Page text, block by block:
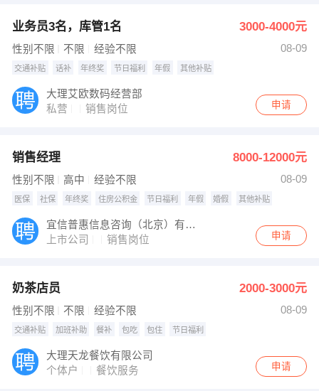
业务员3名，库管1名 3000-4000元
性别不限 不限 经验不限 08-09
交通补贴 话补 年终奖 节日福利 年假 其他补贴
大理艾欧数码经营部
私营
销售岗位 申请
销售经理 8000-12000元
性别不限 高中 经验不限 08-09
医保 社保 年终奖 住房公积金 节日福利 年假 婚假 其他补贴
宜信普惠信息咨询（北京）有限公司大理分公司
上市公司
销售岗位 申请
奶茶店员 2000-3000元
性别不限 不限 经验不限 08-09
交通补贴 加班补助 餐补 包吃 包住 节日福利
大理天龙餐饮有限公司
个体户
餐饮服务 申请